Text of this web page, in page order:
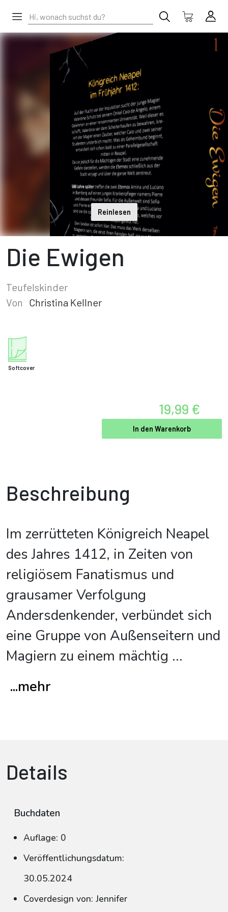
Reinlesen
Die Ewigen
Teufelskinder
Von
Christina Kellner
Softcover
19,99 €
In den Warenkorb
Beschreibung
Im zerrütteten Königreich Neapel
des Jahres 1412, in Zeiten von
religiösem Fanatismus und
grausamer Verfolgung
Andersdenkender, verbündet sich
eine Gruppe von Außenseitern und
Magiern zu einem mächtig ...
...mehr
Details
Buchdaten
Auflage: 0
Veröffentlichungsdatum:
30.05.2024
Coverdesign von: Jennifer